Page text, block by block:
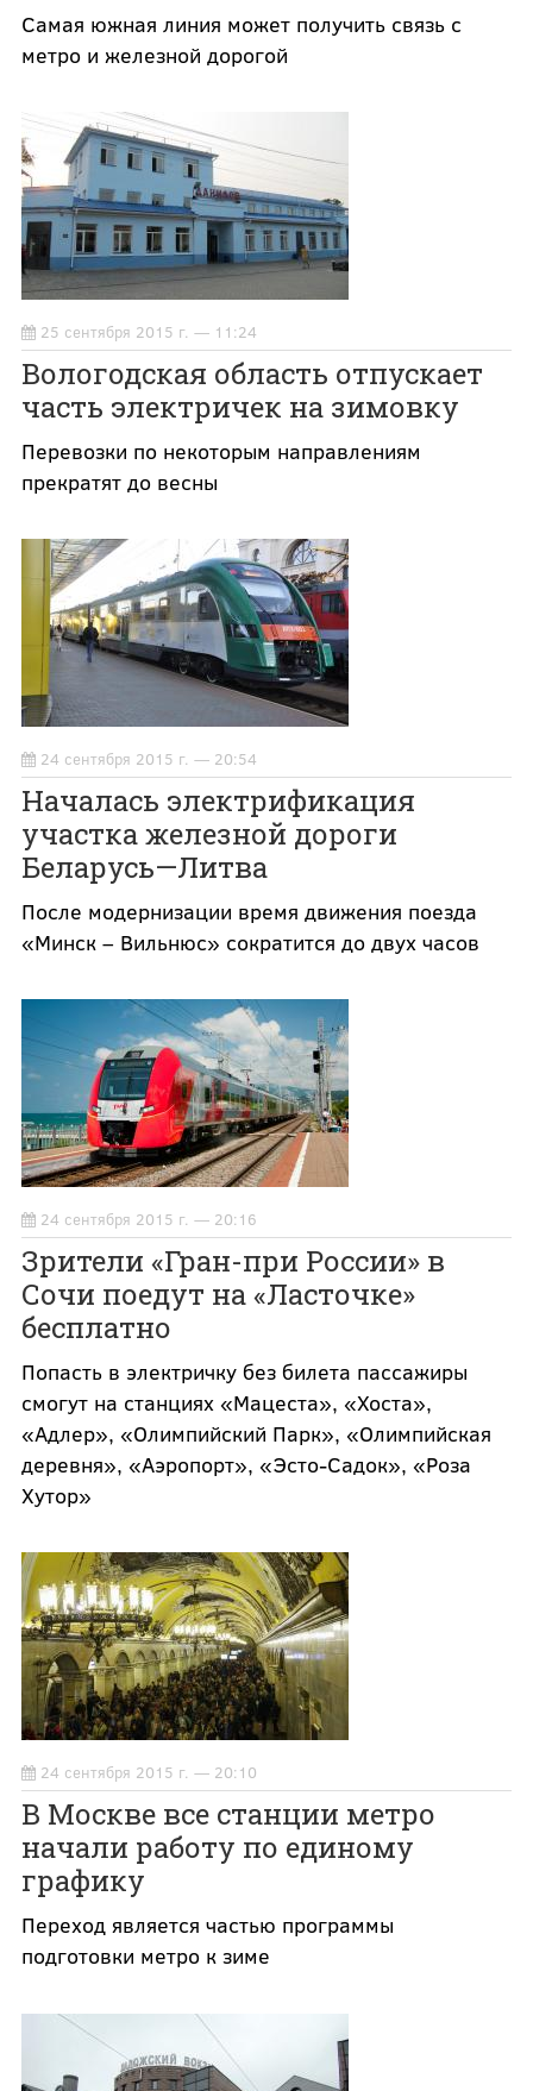
Самая южная линия может получить связь с
метро и железной дорогой
25 сентября 2015 г. — 11:24
Вологодская область отпускает
часть электричек на зимовку
Перевозки по некоторым направлениям
прекратят до весны
24 сентября 2015 г. — 20:54
Началась электрификация
участка железной дороги
Беларусь—Литва
После модернизации время движения поезда
«Минск – Вильнюс» сократится до двух часов
24 сентября 2015 г. — 20:16
Зрители «Гран-при России» в
Сочи поедут на «Ласточке»
бесплатно
Попасть в электричку без билета пассажиры
смогут на станциях «Мацеста», «Хоста»,
«Адлер», «Олимпийский Парк», «Олимпийская
деревня», «Аэропорт», «Эсто-Садок», «Роза
Хутор»
24 сентября 2015 г. — 20:10
В Москве все станции метро
начали работу по единому
графику
Переход является частью программы
подготовки метро к зиме